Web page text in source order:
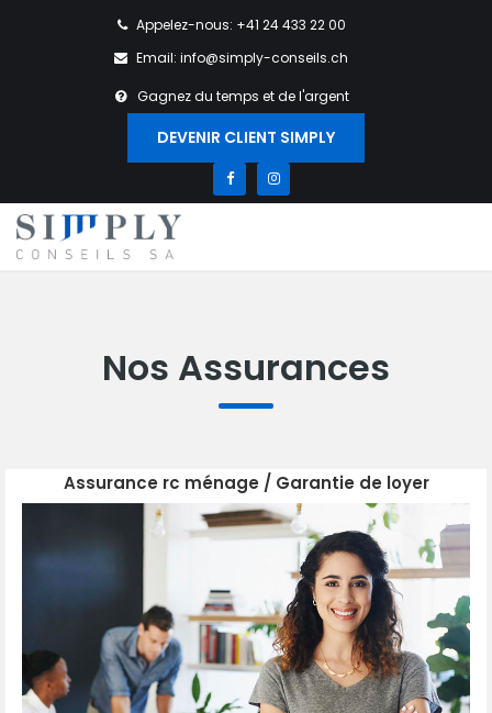
Appelez-nous: +41 24 433 22 00
Email: info@simply-conseils.ch
Gagnez du temps et de l'argent
DEVENIR CLIENT SIMPLY
Nos Assurances
Assurance rc ménage / Garantie de loyer